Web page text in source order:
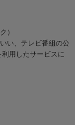
）
い、テレビ番組の公
利用したサービスに